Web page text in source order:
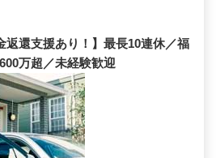
返還支援あり！】最長10連休／福
万超／未経験歓迎